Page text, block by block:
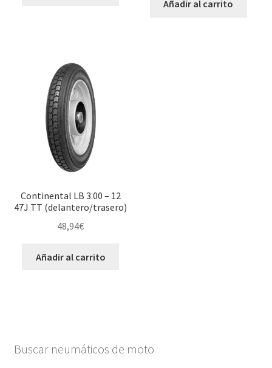
Añadir al carrito
Continental LB 3.00 – 12
47J TT (delantero/trasero)
48,94€
Añadir al carrito
Buscar neumáticos de moto